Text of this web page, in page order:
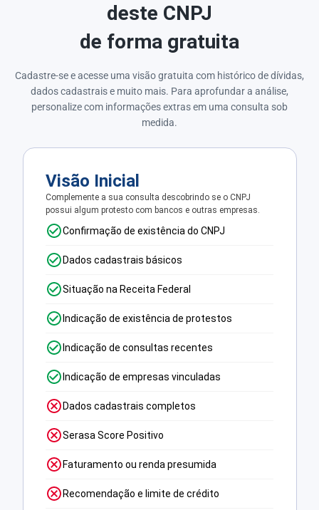
deste CNPJ
de forma gratuita
Cadastre-se e acesse uma visão gratuita com histórico de dívidas,
dados cadastrais e muito mais. Para aprofundar a análise,
personalize com informações extras em uma consulta sob
medida.
Visão Inicial
Complemente a sua consulta descobrindo se o CNPJ
possui algum protesto com bancos e outras empresas.
Confirmação de existência do CNPJ
Dados cadastrais básicos
Situação na Receita Federal
Indicação de existência de protestos
Indicação de consultas recentes
Indicação de empresas vinculadas
Dados cadastrais completos
Serasa Score Positivo
Faturamento ou renda presumida
Recomendação e limite de crédito